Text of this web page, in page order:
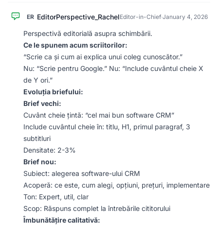
ER EditorPerspective_RachelEditor-in-Chief·January 4, 2026
Perspectivă editorială asupra schimbării.
Ce le spunem acum scriitorilor:
“Scrie ca și cum ai explica unui coleg cunoscător.”
Nu: “Scrie pentru Google.” Nu: “Include cuvântul cheie X
de Y ori.”
Evoluția briefului:
Brief vechi:
Cuvânt cheie țintă: “cel mai bun software CRM”
Include cuvântul cheie în: titlu, H1, primul paragraf, 3
subtitluri
Densitate: 2-3%
Brief nou:
Subiect: alegerea software-ului CRM
Acoperă: ce este, cum alegi, opțiuni, prețuri, implementare
Ton: Expert, util, clar
Scop: Răspuns complet la întrebările cititorului
Îmbunătățire calitativă: